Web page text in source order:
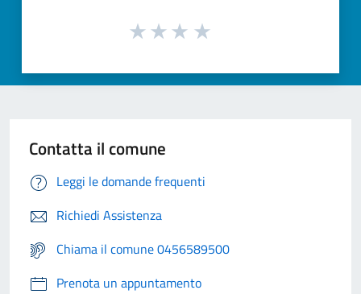
Contatta il comune
Leggi le domande frequenti
Richiedi Assistenza
Chiama il comune 0456589500
Prenota un appuntamento